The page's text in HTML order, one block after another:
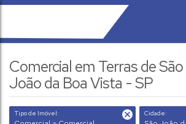
Comercial em Terras de
João da Boa Vista - SP
Tipo de Imóvel: Cidade: